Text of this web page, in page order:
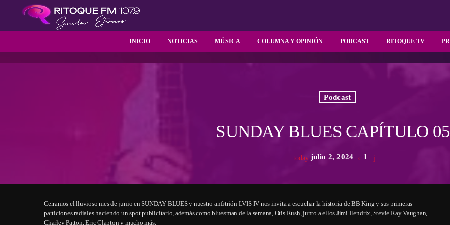
INICIO NOTICIAS MÚSICA COLUMNA Y OPINIÓN PODCAST RITOQUE TV
Podcast
SUNDAY BLUES CAPÍTULO
today julio 2, 2024 1
Cerramos el lluvioso mes de junio en SUNDAY BLUES y nuestro anfitrión LVIS IV nos invita a escuchar la historia de BB King y sus primeras
particiones radiales haciendo un spot publicitario, además como bluesman de la semana, Otis Rush, junto a ellos Jimi Hendrix, Stevie Ray Vaughan,
Charley Patton, Eric Clapton y mucho más.